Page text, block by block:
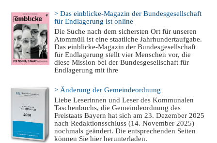
> Das einblicke-Magazin der Bundesgesellschaft
für Endlagerung ist online
Die Suche nach dem sichersten Ort für unseren
Atommüll ist eine staatliche Jahrhundertaufgabe.
Das einblicke-Magazin der Bundesgesellschaft
für Endlagerung stellt vier Menschen vor, die
diese Mission bei der Bundesgesellschaft für
Endlagerung mit ihre
> Änderung der Gemeindeordnung
Liebe Leserinnen und Leser des Kommunalen
Taschenbuchs, die Gemeindeordnung des
Freistaats Bayern hat sich am 23. Dezember 2025
nach Redaktionsschluss (14. November 2025)
nochmals geändert. Die entsprechenden Seiten
können Sie hier herunterladen.